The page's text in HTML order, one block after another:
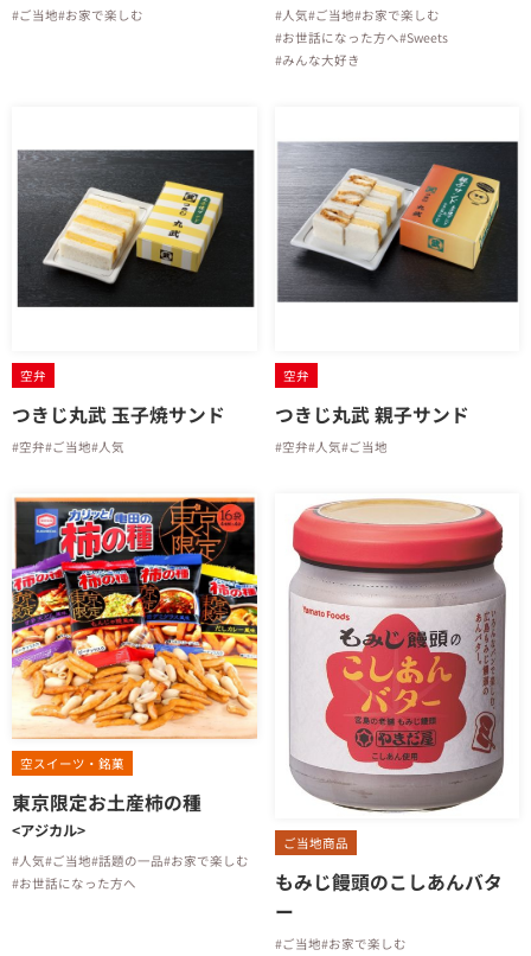
#ご当地#お家で楽しむ #人気#ご当地#お家で楽しむ
#お世話になった方へ#Sweets
#みんな大好き
空弁
つきじ丸武 玉子焼サンド
#空弁#ご当地#人気
空弁
つきじ丸武 親子サンド
#空弁#人気#ご当地
空スイーツ・銘菓
東京限定お土産柿の種
<アジカル>
#人気#ご当地#話題の一品#お家で楽しむ
#お世話になった方へ
ご当地商品
もみじ饅頭のこしあんバタ
ー
#ご当地#お家で楽しむ